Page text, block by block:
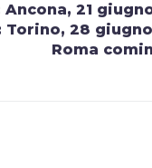
21
Torino, 28
Roma